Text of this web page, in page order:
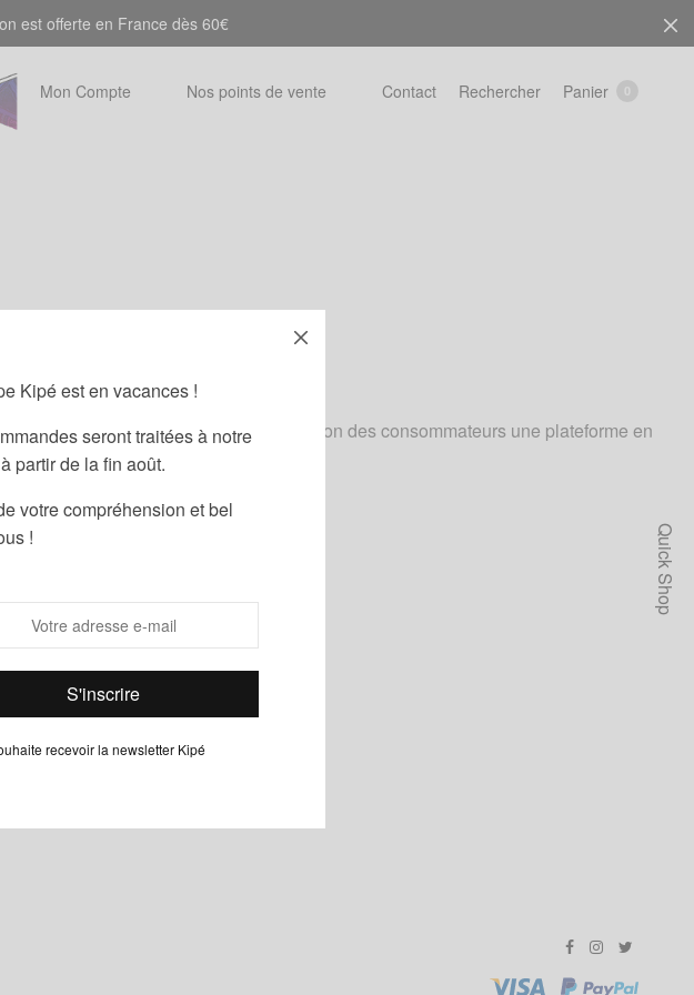
Kipé est en vacances !
seront traitées à notre
partir de la fin août.
votre compréhension et bel
!
recevoir la newsletter Kipé
est offerte en France dès 60€
Mon Compte Nos points de vente Contact Rechercher Panier
Européenne met à la disposition des consommateurs une plateforme en
Quick Shop